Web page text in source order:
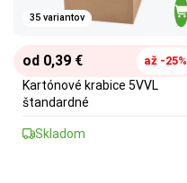
35 variantov
od 0,39 € až -25%
Kartónové krabice 5VVL
štandardné
Skladom